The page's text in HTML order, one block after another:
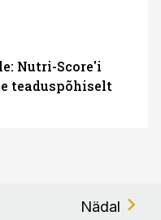
Nutri-Score'i
teaduspõhiselt
Nädal